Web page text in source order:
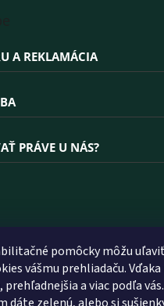
pomôcky môžu
vášmu prehliadaču. Vďaka
a viac podľa
A REKLAMÁCIA
PRÁVE U NÁS?